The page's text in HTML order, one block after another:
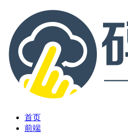
首页
前端